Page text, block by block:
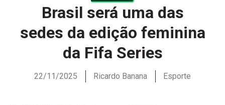
Brasil será uma das
sedes da edição feminina
da Fifa Series
22/11/2025 Ricardo Banana Esporte